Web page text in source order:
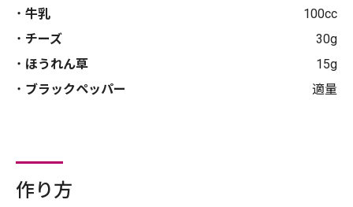
牛乳
100cc
チーズ
30g
ほうれん草
15g
ブラックペッパー
適量
作り方